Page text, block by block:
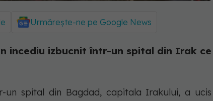
Urmărește-ne pe Google News
incediu izbucnit într-un spital din Irak ce
un spital din Bagdad, capitala Irakului, a ucis